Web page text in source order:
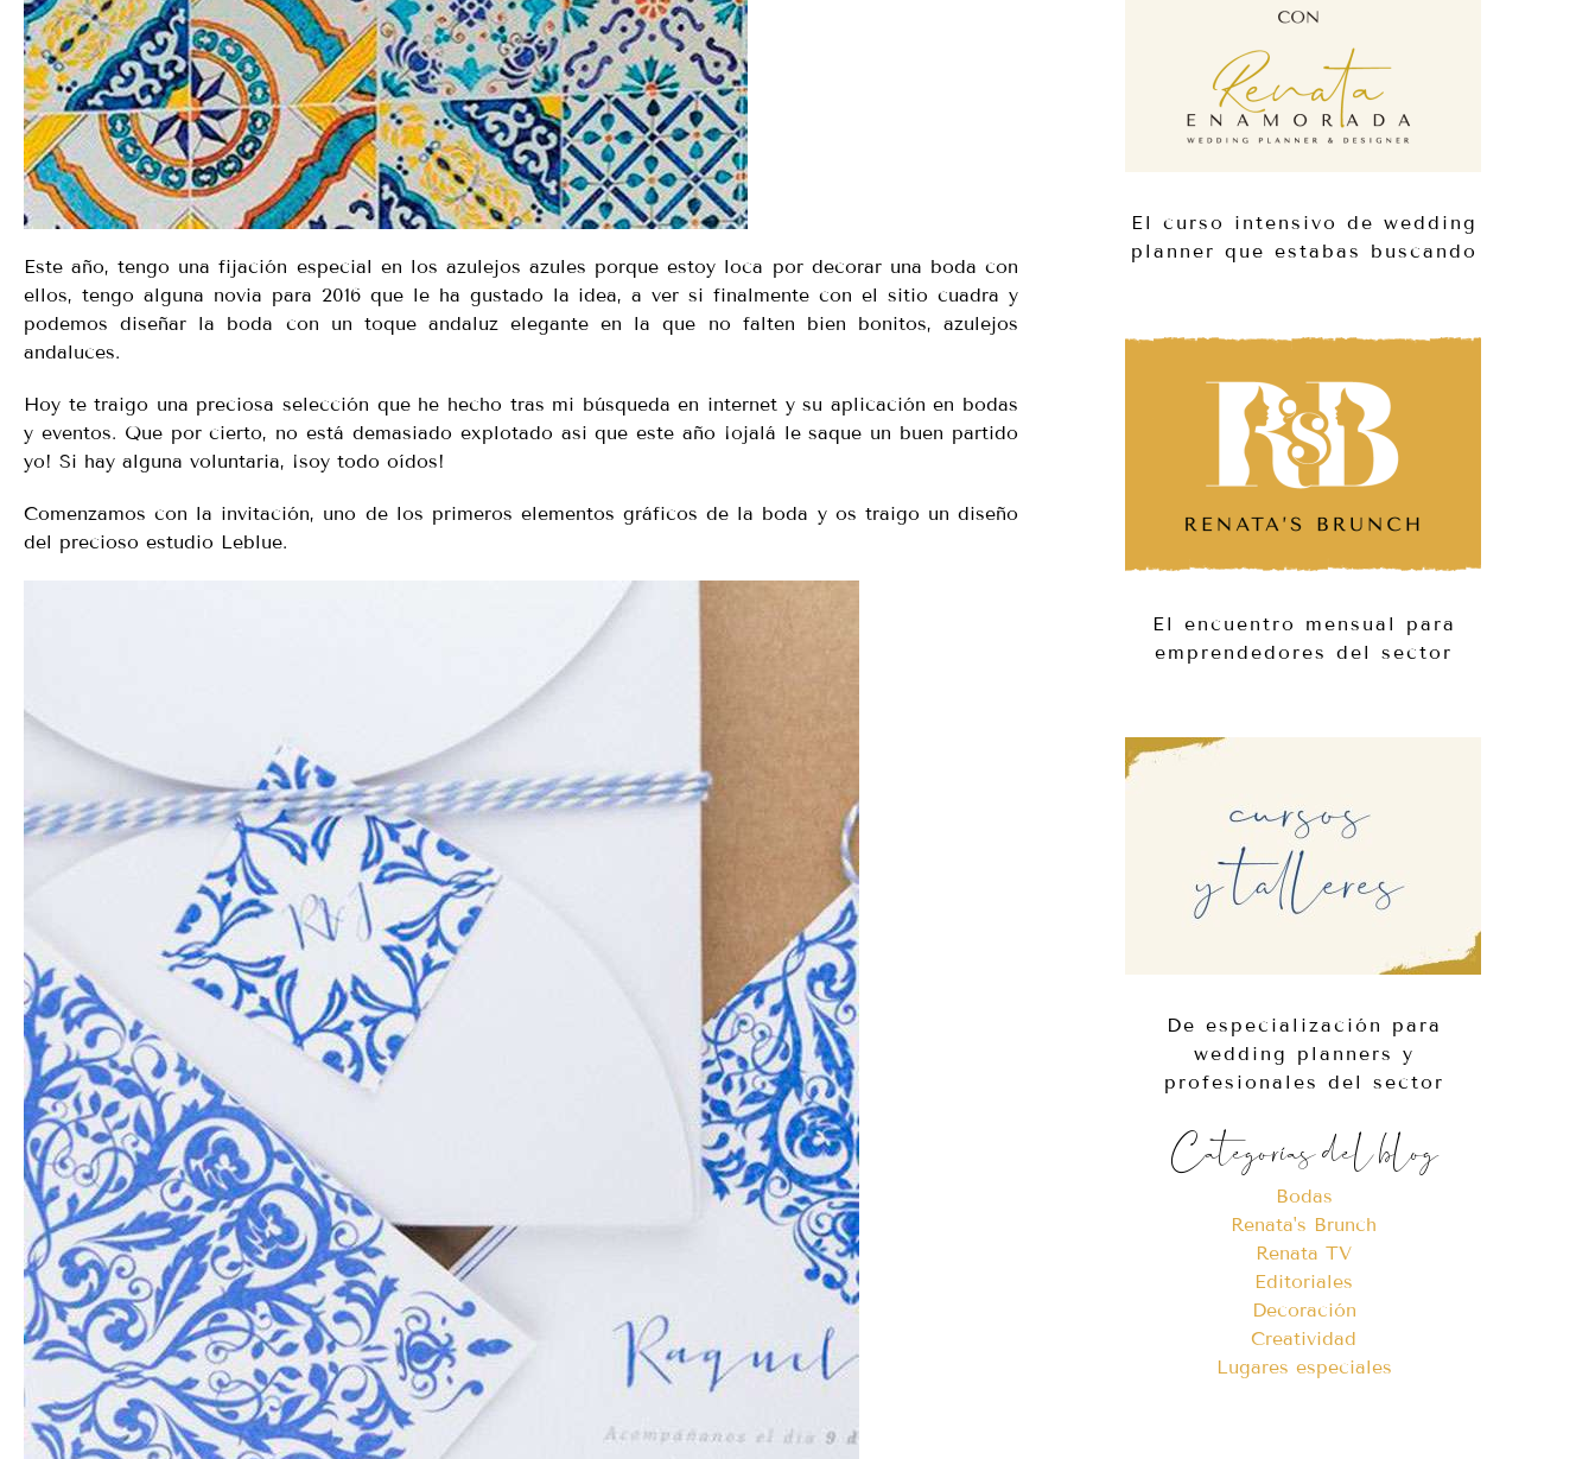
Este año, tengo una fijación especial en los azulejos azules porque estoy loca por decorar una boda con
ellos, tengo alguna novia para 2016 que le ha gustado la idea, a ver si finalmente con el sitio cuadra y
podemos diseñar la boda con un toque andaluz elegante en la que no falten bien bonitos, azulejos
andaluces.
Hoy te traigo una preciosa selección que he hecho tras mi búsqueda en internet y su aplicación en bodas
y eventos. Que por cierto, no está demasiado explotado asi que este año ¡ojalá le saque un buen partido
yo! Si hay alguna voluntaria, ¡soy todo oídos!
Comenzamos con la invitación, uno de los primeros elementos gráficos de la boda y os traigo un diseño
del precioso estudio Leblue.
El curso intensivo de wedding
planner que estabas buscando
El encuentro mensual para
emprendedores del sector
De especialización para
wedding planners y
profesionales del sector
Categorías del blog
Bodas
Renata's Brunch
Renata TV
Editoriales
Decoración
Creatividad
Lugares especiales